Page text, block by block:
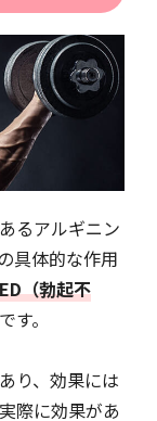
るアルギニン
具体的な作用
（勃起不
です。
り、効果には
際に効果があ